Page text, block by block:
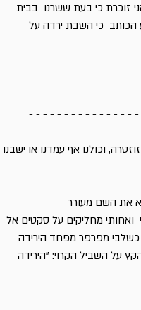
זוכרת כי בעת ששרנו בבית
הכותב כי השבת ירדה על
אחר.
- - - - - - - - - - - - - - -
וכולנו אף עמדנו או ישבנו
את השם מעורר
ואחותי מחליקים על סקטים אל
כשלבי מפרפר מפחד הירידה
על השביל הקרוי: "הירידה